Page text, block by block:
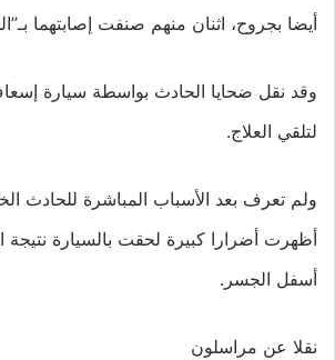
أيضا بجروح، اثنان منهم صنفت إصابتهما
وقد نقل ضحايا الحادث بواسطة سيارة
لتلقي العلاج.
ولم تعرف بعد الأسباب المباشرة للحادث
أظهرت أضرارا كبيرة لحقت بالسيارة نتيجة
أسفل الجسر.
نقلا عن مراسلون